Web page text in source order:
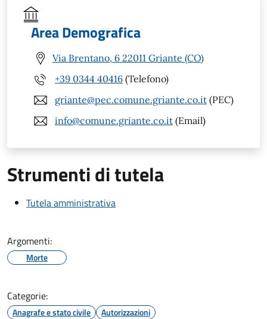
Area Demografica
Via Brentano, 6 22011 Griante (CO)
+39 0344 40416 (Telefono)
griante@pec.comune.griante.co.it (PEC)
info@comune.griante.co.it (Email)
Strumenti di tutela
Tutela amministrativa
Argomenti:
Morte
Categorie:
Anagrafe e stato civile Autorizzazioni